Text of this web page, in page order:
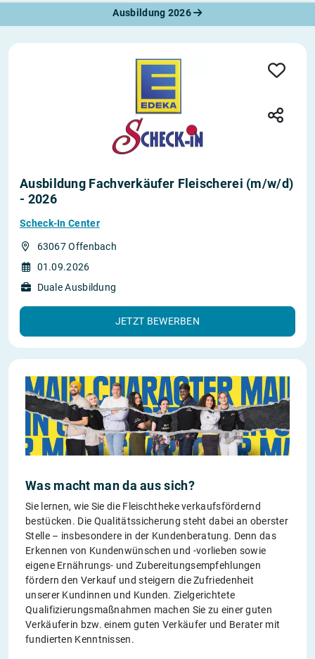
Ausbildung 2026
Ausbildung Fachverkäufer Fleischerei (m/w/d)
- 2026
Scheck-In Center
63067 Offenbach
01.09.2026
Duale Ausbildung
JETZT BEWERBEN
Was macht man da aus sich?
Sie lernen, wie Sie die Fleischtheke verkaufsfördernd
bestücken. Die Qualitätssicherung steht dabei an oberster
Stelle – insbesondere in der Kundenberatung. Denn das
Erkennen von Kundenwünschen und -vorlieben sowie
eigene Ernährungs- und Zubereitungsempfehlungen
fördern den Verkauf und steigern die Zufriedenheit
unserer Kundinnen und Kunden. Zielgerichtete
Qualifizierungsmaßnahmen machen Sie zu einer guten
Verkäuferin bzw. einem guten Verkäufer und Berater mit
fundierten Kenntnissen.